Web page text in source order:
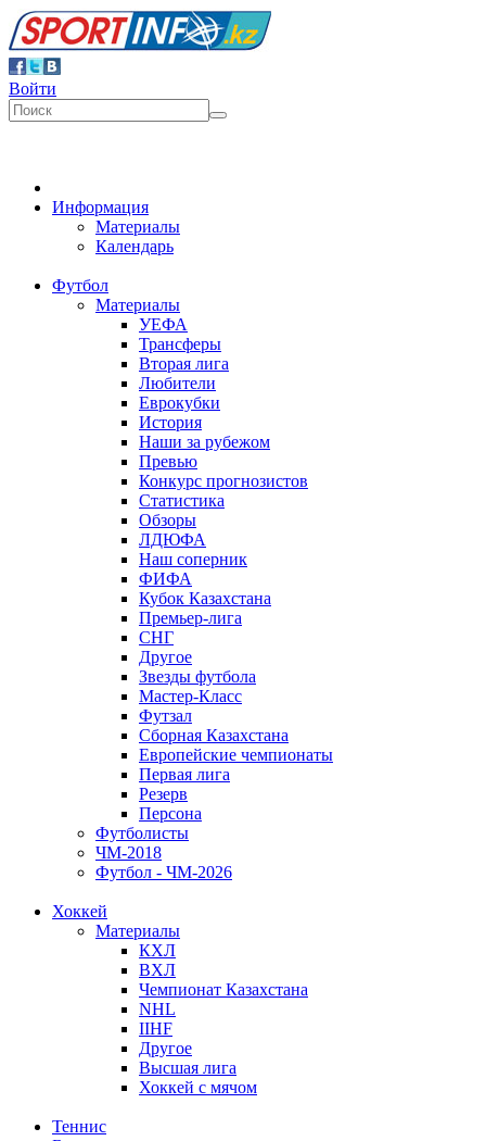
Войти
Информация
Материалы
Календарь
Футбол
Материалы
УЕФА
Трансферы
Вторая лига
Любители
Еврокубки
История
Наши за рубежом
Превью
Конкурс прогнозистов
Статистика
Обзоры
ЛДЮФА
Наш соперник
ФИФА
Кубок Казахстана
Премьер-лига
СНГ
Другое
Звезды футбола
Мастер-Класс
Футзал
Сборная Казахстана
Европейские чемпионаты
Первая лига
Резерв
Персона
Футболисты
ЧМ-2018
Футбол - ЧМ-2026
Хоккей
Материалы
КХЛ
ВХЛ
Чемпионат Казахстана
NHL
IIHF
Другое
Высшая лига
Хоккей с мячом
Теннис